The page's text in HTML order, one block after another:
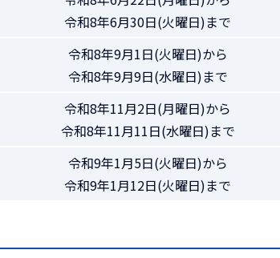
令和8年6月30日(火曜日)まで
令和8年9月1日(火曜日)から
令和8年9月9日(水曜日)まで
令和8年11月2日(月曜日)から
令和8年11月11日(水曜日)まで
令和9年1月5日(火曜日)から
令和9年1月12日(火曜日)まで